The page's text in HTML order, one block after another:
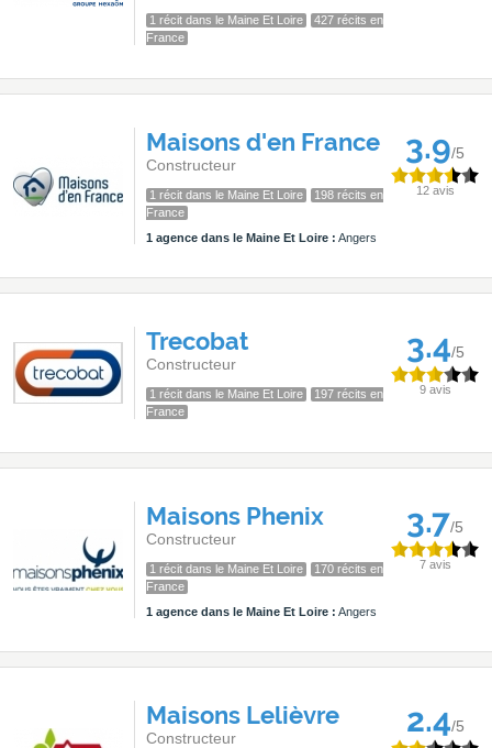
1 récit dans le Maine Et Loire
427 récits en
France
Maisons d'en France
Constructeur
1 récit dans le Maine Et Loire
198 récits en
France
1 agence dans le Maine Et Loire : Angers
3.9/5
12 avis
Trecobat
Constructeur
1 récit dans le Maine Et Loire
197 récits en
France
3.4/5
9 avis
Maisons Phenix
Constructeur
1 récit dans le Maine Et Loire
170 récits en
France
1 agence dans le Maine Et Loire : Angers
3.7/5
7 avis
Maisons Lelièvre
Constructeur 2.4/5